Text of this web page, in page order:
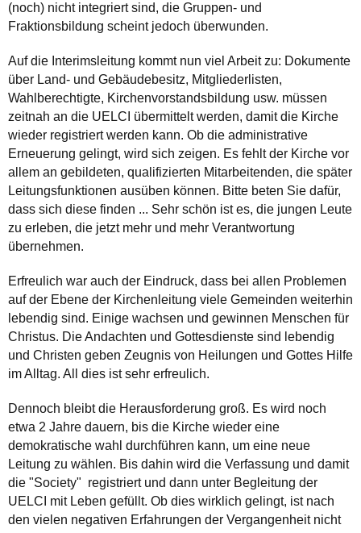
(noch) nicht integriert sind, die Gruppen- und
Fraktionsbildung scheint jedoch überwunden.
Auf die Interimsleitung kommt nun viel Arbeit zu: Dokumente
über Land- und Gebäudebesitz, Mitgliederlisten,
Wahlberechtigte, Kirchenvorstandsbildung usw. müssen
zeitnah an die UELCI übermittelt werden, damit die Kirche
wieder registriert werden kann. Ob die administrative
Erneuerung gelingt, wird sich zeigen. Es fehlt der Kirche vor
allem an gebildeten, qualifizierten Mitarbeitenden, die später
Leitungsfunktionen ausüben können. Bitte beten Sie dafür,
dass sich diese finden ... Sehr schön ist es, die jungen Leute
zu erleben, die jetzt mehr und mehr Verantwortung
übernehmen.
Erfreulich war auch der Eindruck, dass bei allen Problemen
auf der Ebene der Kirchenleitung viele Gemeinden weiterhin
lebendig sind. Einige wachsen und gewinnen Menschen für
Christus. Die Andachten und Gottesdienste sind lebendig
und Christen geben Zeugnis von Heilungen und Gottes Hilfe
im Alltag. All dies ist sehr erfreulich.
Dennoch bleibt die Herausforderung groß. Es wird noch
etwa 2 Jahre dauern, bis die Kirche wieder eine
demokratische wahl durchführen kann, um eine neue
Leitung zu wählen. Bis dahin wird die Verfassung und damit
die "Society" registriert und dann unter Begleitung der
UELCI mit Leben gefüllt. Ob dies wirklich gelingt, ist nach
den vielen negativen Erfahrungen der Vergangenheit nicht